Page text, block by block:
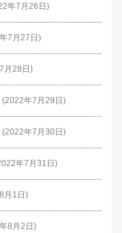
年7月26日)
7月27日)
月28日)
(2022年7月29日)
(2022年7月30日)
年7月31日)
月1日)
8月2日)